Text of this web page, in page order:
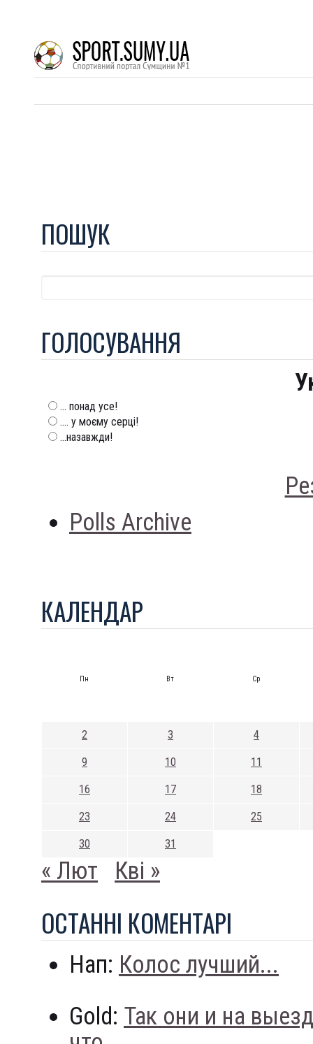
ПОШУК
ГОЛОСУВАННЯ
... понад усе!
.... у моєму серці!
...назавжди!
Polls Archive
КАЛЕНДАР
Пн Вт Ср
2 3 4
9 10 11
16 17 18
23 24 25
30 31
« Лют Кві »
ОСТАННI КОМЕНТАРI
Нап: Колос лучший...
Gold: Так они и на